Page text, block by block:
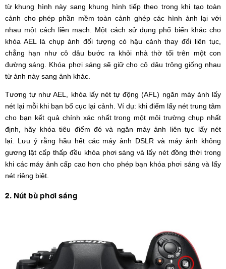
từ khung hình này sang khung hình tiếp theo trong khi tạo toàn
cảnh cho phép phần mềm toàn cảnh ghép các hình ảnh lại với
nhau một cách liền mạch. Một cách sử dụng phổ biến khác cho
khóa AEL là chụp ảnh đối tượng có hậu cảnh thay đổi liên tục,
chẳng hạn như cô dâu bước ra khỏi nhà thờ tối trên một con
đường sáng. Khóa phơi sáng sẽ giữ cho cô dâu trông giống nhau
từ ảnh này sang ảnh khác.
Tương tự như AEL, khóa lấy nét tự động (AFL) ngăn máy ảnh lấy
nét lại mỗi khi bạn bố cục lại cảnh. Ví dụ: khi điểm lấy nét trung tâm
cho bạn kết quả chính xác nhất trong một môi trường chụp nhất
định, hãy khóa tiêu điểm đó và ngăn máy ảnh liên tục lấy nét
lại. Lưu ý rằng hầu hết các máy ảnh DSLR và máy ảnh không
gương lật cấp thấp đều khóa phơi sáng và lấy nét đồng thời trong
khi các máy ảnh cấp cao hơn cho phép bạn khóa phơi sáng và lấy
nét riêng biệt.
2. Nút bù phơi sáng